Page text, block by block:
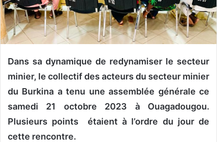
r
e
l
Dans sa dynamique de redynamiser le secteur
minier, le collectif des acteurs du secteur minier
du Burkina a tenu une assemblée générale ce
samedi 21 octobre 2023 à Ouagadougou.
Plusieurs points étaient à l’ordre du jour de
cette rencontre.